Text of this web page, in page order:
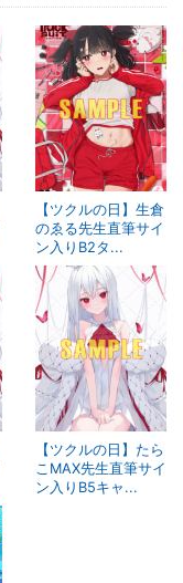
【ツクルの日】生倉
のゑる先生直筆サイ
ン入りB2タ...
【ツクルの日】たら
こMAX先生直筆サイ
ン入りB5キャ...